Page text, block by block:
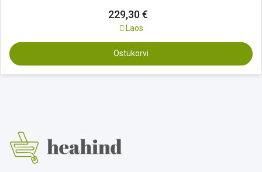
229,30 €
Laos
Ostukorvi